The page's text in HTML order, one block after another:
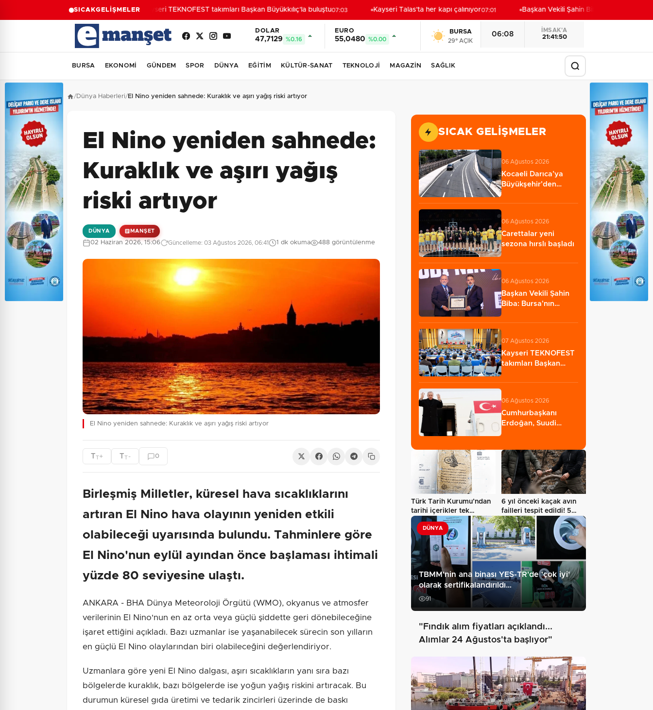
SICAKGELİŞMELERKayseri TEKNOFEST takımları Başkan Büyükkılıç'la buluştu07:03 Kayseri Talas'ta her kapı çalınıyor07:01 Başkan Vekili Şahin Biba: Bursa'nın
DOLAR
47,7129 %0.16
EURO
55,0480 %0.00
BURSA
29° AÇIK
06:08
İMSAK'A
21:41:48
BURSA EKONOMİ GÜNDEM SPOR DÜNYA EĞİTİM KÜLTÜR-SANAT TEKNOLOJİ MAGAZİN SAĞLIK
/Dünya Haberleri/El Nino yeniden sahnede: Kuraklık ve aşırı yağış riski artıyor
El Nino yeniden sahnede:
Kuraklık ve aşırı yağış
riski artıyor
DÜNYA MANŞET
02 Haziran 2026, 15:06 Güncelleme: 03 Ağustos 2026, 06:41 1 dk okuma 488 görüntülenme
El Nino yeniden sahnede: Kuraklık ve aşırı yağış riski artıyor
TT+ TT - 0
Birleşmiş Milletler, küresel hava sıcaklıklarını
artıran El Nino hava olayının yeniden etkili
olabileceği uyarısında bulundu. Tahminlere göre
El Nino'nun eylül ayından önce başlaması ihtimali
yüzde 80 seviyesine ulaştı.
ANKARA - BHA Dünya Meteoroloji Örgütü (WMO), okyanus ve atmosfer
verilerinin El Nino'nun en az orta veya güçlü şiddette geri dönebileceğine
işaret ettiğini açıkladı. Bazı uzmanlar ise yaşanabilecek sürecin son yılların
en güçlü El Nino olaylarından biri olabileceğini değerlendiriyor.
Uzmanlara göre yeni El Nino dalgası, aşırı sıcaklıkların yanı sıra bazı
bölgelerde kuraklık, bazı bölgelerde ise yoğun yağış riskini artıracak. Bu
durumun küresel gıda üretimi ve tedarik zincirleri üzerinde de baskı
SICAK GELIŞMELER
06 Ağustos 2026
Kocaeli Darıca’ya
Büyükşehir'den
yatırımı…
06 Ağustos 2026
Carettalar yeni
sezona hırslı başladı
06 Ağustos 2026
Başkan Vekili Şahin
Biba: Bursa'nın
07 Ağustos 2026
Kayseri TEKNOFEST
takımları Başkan
buluştu…
06 Ağustos 2026
Cumhurbaşkanı
Erdoğan, Suudi
Türk Tarih Kurumu’ndan
tarihi içerikler tek
platformda…
6 yıl önceki kaçak avın
failleri tespit edildi! 5…
DÜNYA
TBMM'nin ana binası YES-TR'de 'çok iyi'
olarak sertifikalandırıldı…
91
"Fındık alım fiyatları açıklandı...
Alımlar 24 Ağustos'ta başlıyor"